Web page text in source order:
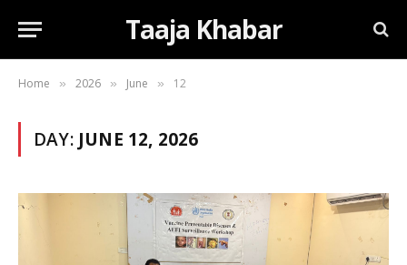
Taaja Khabar
Home » 2026 » June » 12
DAY: JUNE 12, 2026